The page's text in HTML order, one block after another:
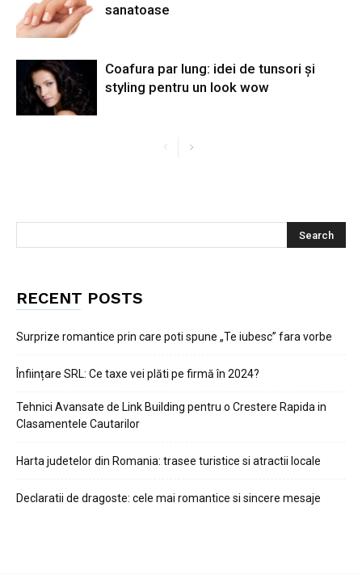
sanatoase
Coafura par lung: idei de tunsori și
styling pentru un look wow
RECENT POSTS
Surprize romantice prin care poti spune „Te iubesc” fara vorbe
Înființare SRL: Ce taxe vei plăti pe firmă în 2024?
Tehnici Avansate de Link Building pentru o Crestere Rapida in
Clasamentele Cautarilor
Harta judetelor din Romania: trasee turistice si atractii locale
Declaratii de dragoste: cele mai romantice si sincere mesaje